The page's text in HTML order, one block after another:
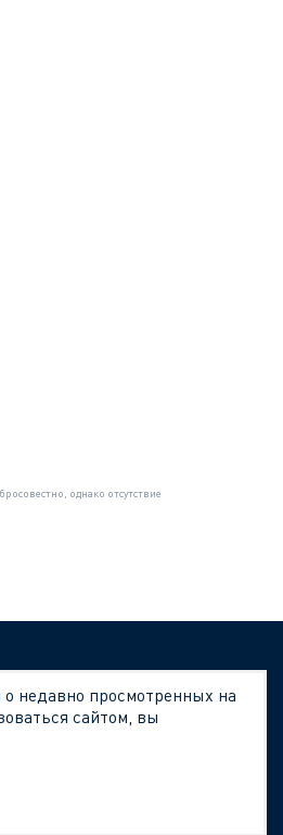
недавно просмотренных на
сайтом, вы
однако отсутствие